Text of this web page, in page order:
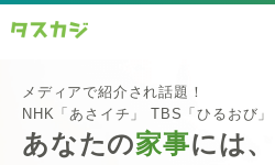
メディアで紹介され話題！
NHK「あさイチ」 TBS「ひるおび」
あなたの家事には、